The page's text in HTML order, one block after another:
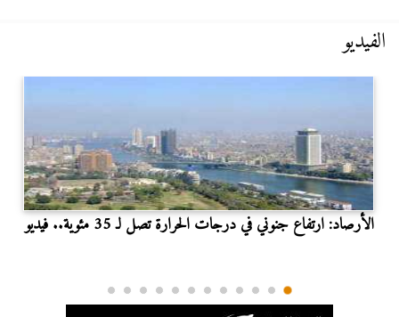
الفيديو
الأرصاد: ارتفاع جنوني في درجات الحرارة تصل لـ 35 مئوية.. فيديو